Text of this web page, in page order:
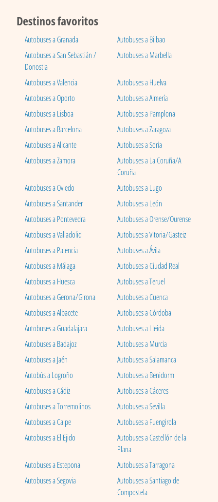
Destinos favoritos
Autobuses a Granada
Autobuses a Bilbao
Autobuses a San Sebastián /
Donostia
Autobuses a Marbella
Autobuses a Valencia
Autobuses a Huelva
Autobuses a Oporto
Autobuses a Almería
Autobuses a Lisboa
Autobuses a Pamplona
Autobuses a Barcelona
Autobuses a Zaragoza
Autobuses a Alicante
Autobuses a Soria
Autobuses a Zamora
Autobuses a La Coruña/A
Coruña
Autobuses a Oviedo
Autobuses a Lugo
Autobuses a Santander
Autobuses a León
Autobuses a Pontevedra
Autobuses a Orense/Ourense
Autobuses a Valladolid
Autobuses a Vitoria/Gasteiz
Autobuses a Palencia
Autobuses a Ávila
Autobuses a Málaga
Autobuses a Ciudad Real
Autobuses a Huesca
Autobuses a Teruel
Autobuses a Gerona/Girona
Autobuses a Cuenca
Autobuses a Albacete
Autobuses a Córdoba
Autobuses a Guadalajara
Autobuses a Lleida
Autobuses a Badajoz
Autobuses a Murcia
Autobuses a Jaén
Autobuses a Salamanca
Autobús a Logroño
Autobuses a Benidorm
Autobuses a Cádiz
Autobuses a Cáceres
Autobuses a Torremolinos
Autobuses a Sevilla
Autobuses a Calpe
Autobuses a Fuengirola
Autobuses a El Ejido
Autobuses a Castellón de la
Plana
Autobuses a Estepona
Autobuses a Tarragona
Autobuses a Segovia
Autobuses a Santiago de
Compostela